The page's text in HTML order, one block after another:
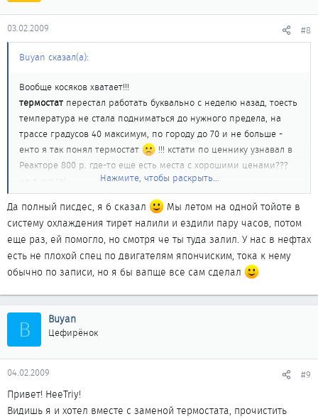
03.02.2009 #8
Buyan сказал(а):
Вообще косяков хватает!!!
термостат перестал работать буквально с неделю назад, тоесть
температура не стала подниматься до нужного предела, на
трассе градусов 40 максимум, по городу до 70 и не больше -
енто я так понял термостат
!!! кстати по ценнику узнавал в
Реакторе 800 р. где-то еще есть места с хорошими ценами???
Радиаторс год назад начал подтекать возле крышки, пробовал
заклеивать, запаивать, посоветовали залить в него "хрень" (не
помню названия) кот. останавливает течь, забивает трещинки
всякие :x :x :x Видимо она и забила трубки!!! + 14 летняя грязь!!!
хотелось промыть без снятия - будет только толк или нет если
промывкой промыть!
Нажмите, чтобы раскрыть...
Да полный писдес, я б сказал
Мы летом на одной тойоте в
систему охлаждения тирет налили и ездили пару часов, потом
еще раз, ей помогло, но смотря че ты туда залил. У нас в нефтах
есть не плохой спец по двигателям япончиским, тока к нему
обычно по записи, но я бы вапще все сам сделал
B Buyan
Цефирёнок
04.02.2009 #9
Привет! HeeTriy!
Видишь я и хотел вместе с заменой термостата, прочистить